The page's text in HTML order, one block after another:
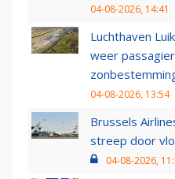
04-08-2026, 14:41
Luchthaven
weer
04-08-2026, 13:54
Brussels
streep door
04-08-2026,